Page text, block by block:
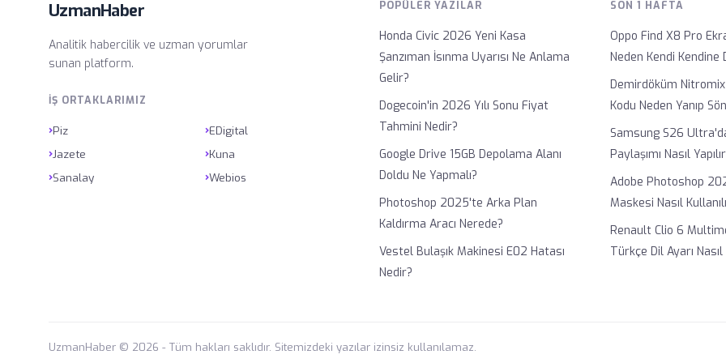
UzmanHaber
Analitik habercilik ve uzman yorumlar
sunan platform.
İŞ ORTAKLARIMIZ
›Piz ›EDigital
›Jazete ›Kuna
›Sanalay ›Webios
POPÜLER YAZILAR
Honda Civic 2026 Yeni Kasa
Şanzıman İsınma Uyarısı Ne Anlama
Gelir?
Dogecoin'in 2026 Yılı Sonu Fiyat
Tahmini Nedir?
Google Drive 15GB Depolama Alanı
Doldu Ne Yapmalı?
Photoshop 2025'te Arka Plan
Kaldırma Aracı Nerede?
Vestel Bulaşık Makinesi E02 Hatası
Nedir?
SON 1 HAFTA
Oppo Find X8 Pro
Neden Kendi Kendine
Demirdöküm
Kodu Neden Yanıp
Samsung S26
Paylaşımı Nasıl
Adobe Photoshop
Maskesi Nasıl
Renault Clio 6
Türkçe Dil Ayarı Nasıl
UzmanHaber © 2026 - Tüm hakları saklıdır. Sitemizdeki yazılar izinsiz kullanılamaz.